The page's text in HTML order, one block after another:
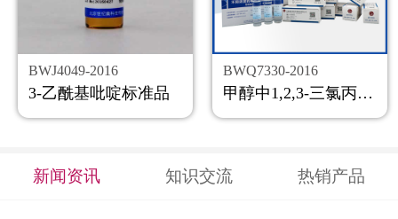
BWJ4049-2016
3-乙酰基吡啶标准品
BWQ7330-2016
甲醇中1,2,3-三氯丙烷溶液标准物质
新闻资讯 知识交流 热销产品